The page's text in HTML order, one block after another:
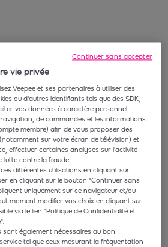
vie privée
Veepee et ses partenaires à utiliser des
ou d'autres identifiants tels que des SDK,
vos données à caractère personnel
de commandes et les informations
membre) afin de vous proposer des
sur votre écran de télévision) et
effectuer certaines analyses sur l'activité
lutte contre la fraude.
différentes utilisations en cliquant sur
en cliquant sur le bouton "Continuer sans
uniquement sur ce navigateur et/ou
moment modifier vos choix en cliquant sur
via le lien "Politique de Confidentialité et
sont également nécessaires au bon
tel que ceux mesurant la fréquentation
Continuer sans accepter